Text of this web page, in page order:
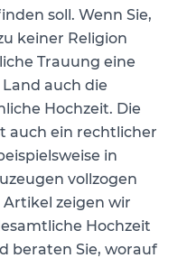
soll. Wenn Sie,
keiner Religion
Trauung eine
auch die
Hochzeit. Die
auch ein rechtlicher
in
vollzogen
zeigen wir
Hochzeit
beraten Sie, worauf